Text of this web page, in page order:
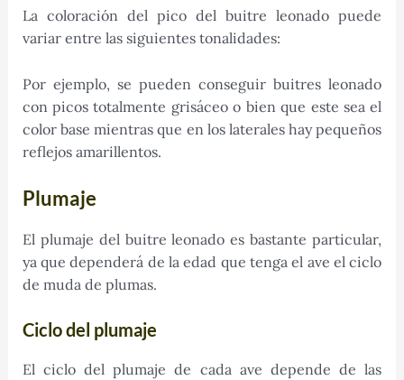
La coloración del pico del buitre leonado puede
variar entre las siguientes tonalidades:
Por ejemplo, se pueden conseguir buitres leonado
con picos totalmente grisáceo o bien que este sea el
color base mientras que en los laterales hay pequeños
reflejos amarillentos.
Plumaje
El plumaje del buitre leonado es bastante particular,
ya que dependerá de la edad que tenga el ave el ciclo
de muda de plumas.
Ciclo del plumaje
El ciclo del plumaje de cada ave depende de las